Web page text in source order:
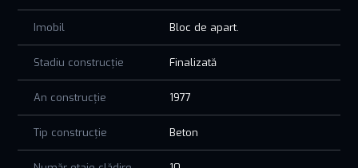
Imobil Bloc de apart.
Stadiu construcție Finalizată
An construcție 1977
Tip construcție Beton